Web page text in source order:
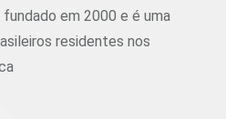
em 2000 e é uma
residentes nos